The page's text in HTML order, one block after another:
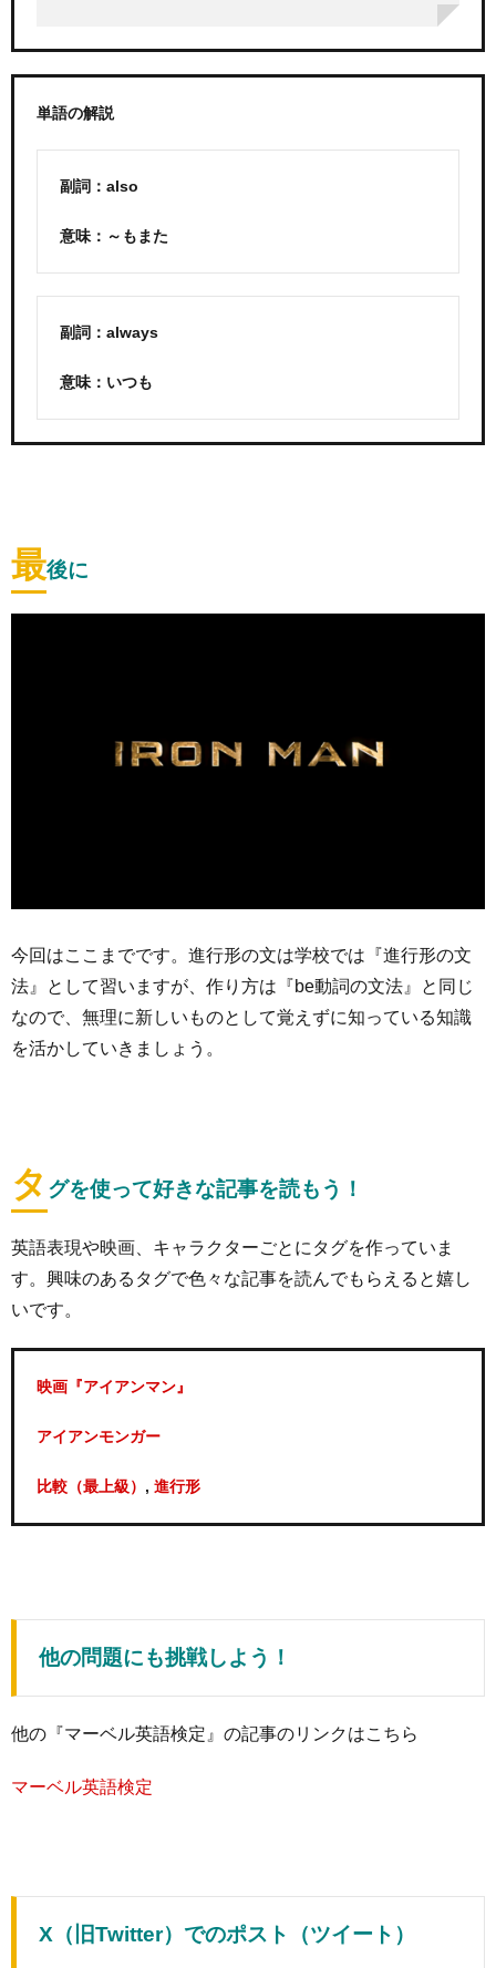
単語の解説
副詞：also
意味：～もまた
副詞：always
意味：いつも
最後に
今回はここまでです。進行形の文は学校では『進行形の文
法』として習いますが、作り方は『be動詞の文法』と同じ
なので、無理に新しいものとして覚えずに知っている知識
を活かしていきましょう。
タ グを使って好きな記事を読もう！
英語表現や映画、キャラクターごとにタグを作っていま
す。興味のあるタグで色々な記事を読んでもらえると嬉し
いです。
映画『アイアンマン』
アイアンモンガー
比較（最上級） , 進行形
他の問題にも挑戦しよう！
他の『マーベル英語検定』の記事のリンクはこちら
マーベル英語検定
X（旧Twitter）でのポスト（ツイート）